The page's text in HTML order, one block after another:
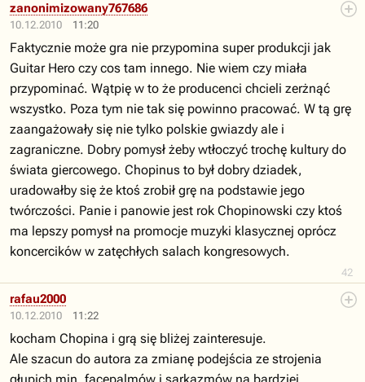
10.12.2010 11:20
42
zanonimizowany767686
Faktycznie może gra nie przypomina super produkcji jak
Guitar Hero czy cos tam innego. Nie wiem czy miała
przypominać. Wątpię w to że producenci chcieli zerżnąć
wszystko. Poza tym nie tak się powinno pracować. W tą grę
zaangażowały się nie tylko polskie gwiazdy ale i
zagraniczne. Dobry pomysł żeby wtłoczyć trochę kultury do
świata giercowego. Chopinus to był dobry dziadek,
uradowałby się że ktoś zrobił grę na podstawie jego
twórczości. Panie i panowie jest rok Chopinowski czy ktoś
ma lepszy pomysł na promocje muzyki klasycznej oprócz
koncercików w zatęchłych salach kongresowych.
10.12.2010 11:22
rafau2000
kocham Chopina i grą się bliżej zainteresuje.
Ale szacun do autora za zmianę podejścia ze strojenia